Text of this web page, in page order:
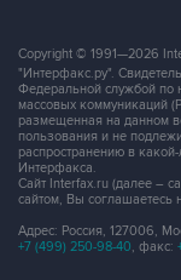
Copyright © 1991—2026
"Интерфакс.ру".
Федеральной службой по
массовых коммуникаций
размещенная на данном
пользования и не
распространению в
Интерфакса.
Сайт Interfax.ru (далее –
сайтом, Вы соглашаетесь
Адрес: Россия, 127006,
+7 (499) 250-98-40, факс: